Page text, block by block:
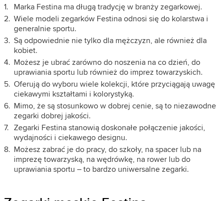
Marka Festina ma długą tradycję w branży zegarkowej.
Wiele modeli zegarków Festina odnosi się do kolarstwa i
generalnie sportu.
Są odpowiednie nie tylko dla mężczyzn, ale również dla
kobiet.
Możesz je ubrać zarówno do noszenia na co dzień, do
uprawiania sportu lub również do imprez towarzyskich.
Oferują do wyboru wiele kolekcji, które przyciągają uwagę
ciekawymi kształtami i kolorystyką.
Mimo, że są stosunkowo w dobrej cenie, są to niezawodne
zegarki dobrej jakości.
Zegarki Festina stanowią doskonałe połączenie jakości,
wydajności i ciekawego designu.
Możesz zabrać je do pracy, do szkoły, na spacer lub na
imprezę towarzyską, na wędrówkę, na rower lub do
uprawiania sportu – to bardzo uniwersalne zegarki.